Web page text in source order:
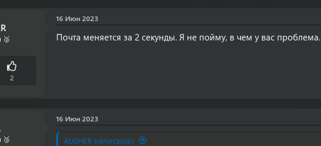
🥈
2
16 Июн 2023
Почта меняется за 2 секунды. Я не пойму, в чем у вас проблема.
🥉
16 Июн 2023
ALISHER написал(а):